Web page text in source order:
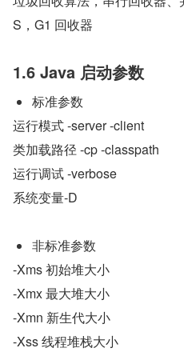
S，G1 回收器
1.6 Java 启动参数
标准参数
运行模式 -server -client
类加载路径 -cp -classpath
运行调试 -verbose
系统变量-D
非标准参数
-Xms 初始堆大小
-Xmx 最大堆大小
-Xmn 新生代大小
-Xss 线程堆栈大小